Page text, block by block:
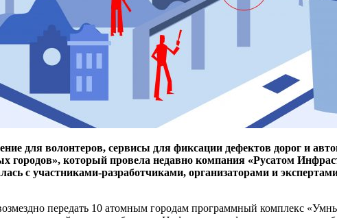
для волонтеров, сервисы для фиксации дефектов дорог и
городов», который провела недавно компания «Русатом
с участниками-разработчиками, организаторами и
передать 10 атомным городам программный комплекс